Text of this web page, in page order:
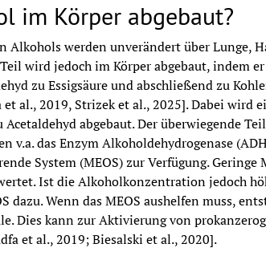
im Körper abgebaut?
Alkohols werden unverändert über Lunge,
wird jedoch im Körper abgebaut, indem
zu Essigsäure und abschließend zu
al., 2019, Strizek et al., 2025]. Dabei wird
abgebaut. Der überwiegende
v.a. das Enzym Alkoholdehydrogenase
System (MEOS) zur Verfügung. Geringe
Ist die Alkoholkonzentration jedoch
dazu. Wenn das MEOS aushelfen muss,
Dies kann zur Aktivierung von
et al., 2019; Biesalski et al., 2020].